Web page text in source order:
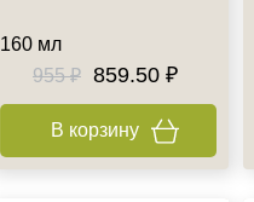
160 мл
955 ₽ 859.50 ₽
В корзину